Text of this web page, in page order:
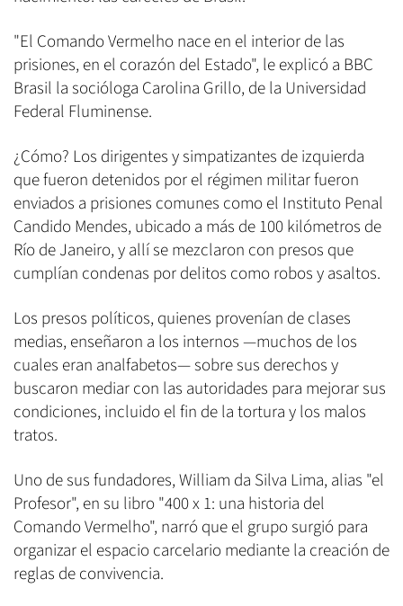
"El Comando Vermelho nace en el interior de las
prisiones, en el corazón del Estado", le explicó a BBC
Brasil la socióloga Carolina Grillo, de la Universidad
Federal Fluminense.
¿Cómo? Los dirigentes y simpatizantes de izquierda
que fueron detenidos por el régimen militar fueron
enviados a prisiones comunes como el Instituto Penal
Candido Mendes, ubicado a más de 100 kilómetros de
Río de Janeiro, y allí se mezclaron con presos que
cumplían condenas por delitos como robos y asaltos.
Los presos políticos, quienes provenían de clases
medias, enseñaron a los internos —muchos de los
cuales eran analfabetos— sobre sus derechos y
buscaron mediar con las autoridades para mejorar sus
condiciones, incluido el fin de la tortura y los malos
tratos.
Uno de sus fundadores, William da Silva Lima, alias "el
Profesor", en su libro "400 x 1: una historia del
Comando Vermelho", narró que el grupo surgió para
organizar el espacio carcelario mediante la creación de
reglas de convivencia.